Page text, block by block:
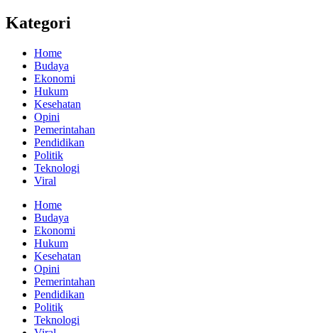
Kategori
Home
Budaya
Ekonomi
Hukum
Kesehatan
Opini
Pemerintahan
Pendidikan
Politik
Teknologi
Viral
Home
Budaya
Ekonomi
Hukum
Kesehatan
Opini
Pemerintahan
Pendidikan
Politik
Teknologi